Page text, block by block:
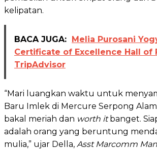
kelipatan.
BACA JUGA: Melia Purosani
Certificate of Excellence Hall of
TripAdvisor
“Mari luangkan waktu untuk
Baru Imlek di Mercure Serpong
bakal meriah dan worth itbanget.
adalah orang yang beruntung
mulia,” ujar Della, Asst Marcomm